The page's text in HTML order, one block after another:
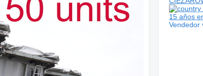
15 años
Vendedor